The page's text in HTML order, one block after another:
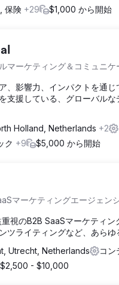
保険 +29 $1,000 から開始
マーケティング＆コミュニ
、影響力、インパクトを通
支援している、グローバル
Holland, Netherlands +2
ク +9 $5,000 から開始
マーケティングエージェン
視のB2B SaaSマーケティ
ツライティングなど、あらゆ
Utrecht, Netherlands
コン
$2,500 - $10,000